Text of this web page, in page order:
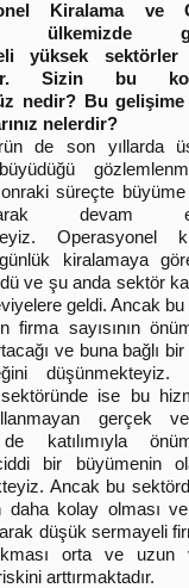
Kiralama ve
ülkemizde
yüksek sektörler
Sizin bu
nedir? Bu
nelerdir?
de son yıllarda
süreçte büyüme
devam
Operasyonel
kiralamaya
ve şu anda sektör
geldi. Ancak
firma sayısının
ve buna bağlı
düşünmekteyiz.
ise bu
gerçek
katılımıyla
bir büyümenin
Ancak bu
daha kolay olması
düşük sermayeli
orta ve uzun
arttırmaktadır.